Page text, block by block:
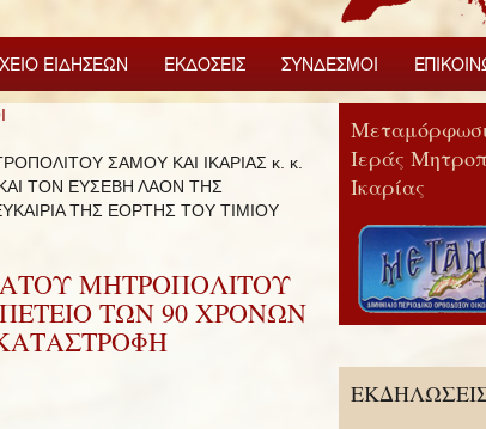
ΕΙΔΗΣΕΩΝ ΕΚΔΟΣΕΙΣ ΣΥΝΔΕΣΜΟΙ
ΣΑΜΟΥ ΚΑΙ ΙΚΑΡΙΑΣ κ. κ.
ΤΟΝ ΕΥΣΕΒΗ ΛΑΟΝ ΤΗΣ
ΤΗΣ ΕΟΡΤΗΣ ΤΟΥ ΤΙΜΙΟΥ
ΜΗΤΡΟΠΟΛΙΤΟΥ
ΤΩΝ 90 ΧΡΟΝΩΝ
Ιεράς
Ικαρίας